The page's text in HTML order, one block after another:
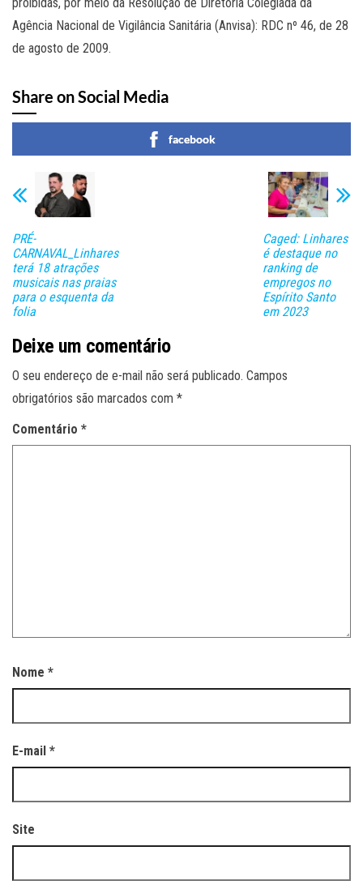
Agência Nacional de Vigilância Sanitária (Anvisa): RDC nº 46, de 28
de agosto de 2009.
Share on Social Media
facebook
PRÉ-
CARNAVAL_Linhares
terá 18 atrações
musicais nas praias
para o esquenta da
folia
Caged: Linhares
é destaque no
ranking de
empregos no
Espírito Santo
em 2023
Deixe um comentário
O seu endereço de e-mail não será publicado. Campos
obrigatórios são marcados com *
Comentário *
Nome *
E-mail *
Site